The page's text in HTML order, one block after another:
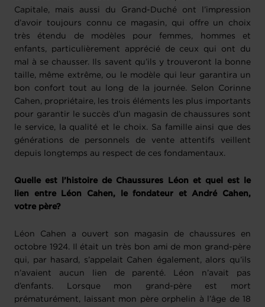
Capitale, mais aussi du Grand-Duché ont l’impression
d’avoir toujours connu ce magasin, qui offre un choix
très étendu de modèles pour femmes, hommes et
enfants, particulièrement apprécié de ceux qui ont du
mal à se chausser. Ils savent qu’ils y trouveront la bonne
taille, même extrême, ou le modèle qui leur garantira un
bon confort tout au long de la journée. Selon Corinne
Cahen, propriétaire, les trois éléments les plus importants
pour garantir le succès d’un magasin de chaussures sont
le service, la qualité et le choix. Sa famille ainsi que des
générations de personnels de vente attentifs veillent
depuis longtemps au respect de ces fondamentaux.
Quelle est l’histoire de Chaussures Léon et quel est le
lien entre Léon Cahen, le fondateur et André Cahen,
votre père?
Léon Cahen a ouvert son magasin de chaussures en
octobre 1924. Il était un très bon ami de mon grand-père
qui, par hasard, s’appelait Cahen également, alors qu’ils
n’avaient aucun lien de parenté. Léon n’avait pas
d’enfants. Lorsque mon grand-père est mort
prématurément, laissant mon père orphelin à l’âge de 18